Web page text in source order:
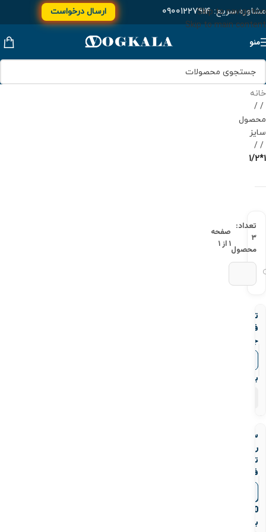
Skip to navigation
Skip to main content
مشاوره سریع:۰۹۰۰۱۲۲۷۹۱۴ ارسال درخواست
منو
خانه
/
محصول
سایز
/
1*1/2
تعداد:
۳
محصول
صفحه
۱ از ۱
تبدیل
فولادی
جوشی
رده
40
بنکن
سه
راه
تبدیلی
فولادی
جوشی
رده
40
بنکن